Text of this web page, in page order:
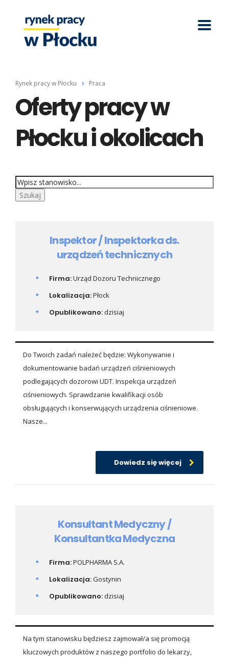
Rynek pracy w Płocku Praca
Oferty pracy w
Płocku i okolicach
Inspektor / Inspektorka ds.
urządzeń technicznych
Firma:Urząd Dozoru Technicznego
Lokalizacja:Płock
Opublikowano:dzisiaj
Do Twoich zadań należeć będzie: Wykonywanie i
dokumentowanie badań urządzeń ciśnieniowych
podlegających dozorowi UDT. Inspekcja urządzeń
ciśnieniowych. Sprawdzanie kwalifikacji osób
obsługujących i konserwujących urządzenia ciśnieniowe.
Nasze...
Dowiedz się więcej
Konsultant Medyczny /
Konsultantka Medyczna
Firma:POLPHARMA S.A.
Lokalizacja:Gostynin
Opublikowano:dzisiaj
Na tym stanowisku będziesz zajmował/a się promocją
kluczowych produktów z naszego portfolio do lekarzy,